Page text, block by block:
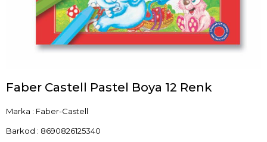
Faber Castell Pastel Boya 12 Renk
Marka : Faber-Castell
Barkod : 8690826125340